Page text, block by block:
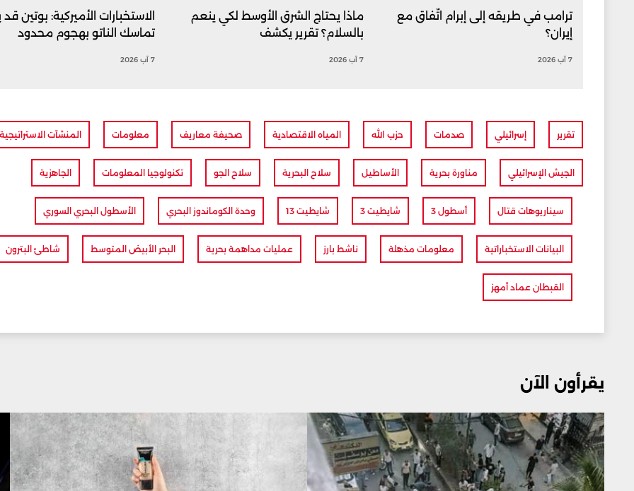
ترامب في طريقه إلى إبرام اتّفاق مع
إيران؟
7 آب 2026
ماذا يحتاج الشرق الأوسط لكي ينعم
بالسلام؟ تقرير يكشف
7 آب 2026
الاستخبارات الأميركية: بوتين قد
تماسك الناتو بهجوم محدود
7 آب 2026
تقرير إسرائيلي صدمات حزب الله المياه الاقتصادية صحيفة معاريف معلومات المنشآت الاستراتيجية
الجيش الإسرائيلي مناورة بحرية الأساطيل سلاح البحرية سلاح الجو تكنولوجيا المعلومات الجاهزية
سيناريوهات قتال أسطول 3 شايطيت 3 شايطيت 13 وحدة الكوماندوز البحري الأسطول البحري السوري
البيانات الاستخباراتية معلومات مذهلة ناشط بارز عمليات مداهمة بحرية البحر الأبيض المتوسط شاطئ البترون
القبطان عماد أمهز
يقرأون الآن